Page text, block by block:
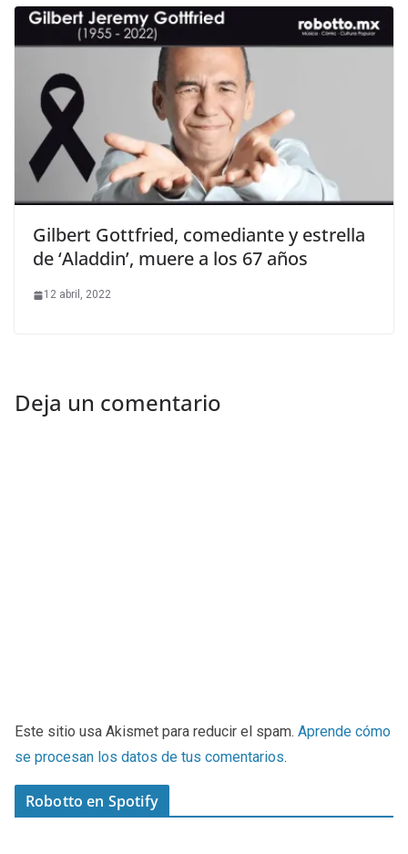
Gilbert Gottfried, comediante y estrella
de ‘Aladdin’, muere a los 67 años
12 abril, 2022
Deja un comentario
Este sitio usa Akismet para reducir el spam. Aprende cómo
se procesan los datos de tus comentarios.
Robotto en Spotify